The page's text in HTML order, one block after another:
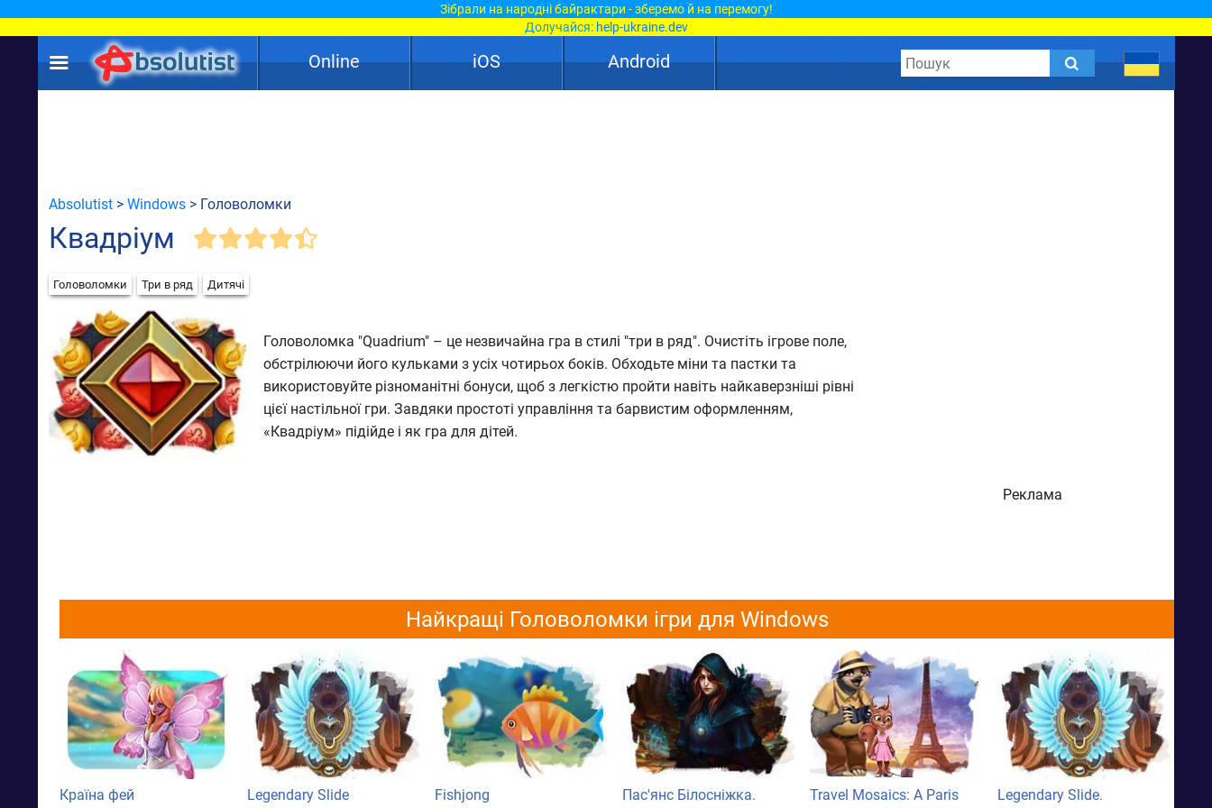
Зібрали на народні байрактари - зберемо й на перемогу!
Долучайся: help-ukraine.dev
Online iOS Android
Absolutist > Windows > Головоломки
Квадріум
Головоломки Три в ряд Дитячі
Головоломка "Quadrium" – це незвичайна гра в стилі "три в ряд". Очистіть ігрове поле,
обстрілюючи його кульками з усіх чотирьох боків. Обходьте міни та пастки та
використовуйте різноманітні бонуси, щоб з легкістю пройти навіть найкаверзніші рівні
цієї настільної гри. Завдяки простоті управління та барвистим оформленням,
«Квадріум» підійде і як гра для дітей.
Реклама
Найкращі Головоломки ігри для Windows
Країна фей Legendary Slide Fishjong Пас'янс Білосніжка. Travel Mosaics: A Paris Legendary Slide.